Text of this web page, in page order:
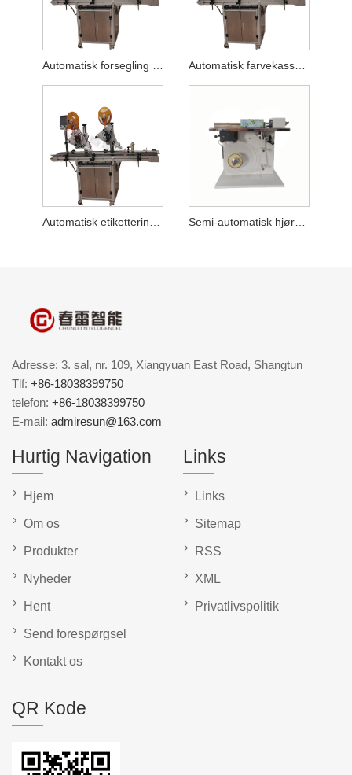
Automatisk forsegling af etiketetiketteringsmaskine Automatisk farvekasse hjørnemærkemaskine
Adresse: 3. sal, nr. 109, Xiangyuan East Road, Shangtun
Tlf: +86-18038399750
telefon: +86-18038399750
E-mail: admiresun@163.com
Hurtig Navigation
Hjem
Om os
Produkter
Nyheder
Hent
Send forespørgsel
Kontakt os
Links
Links
Sitemap
RSS
XML
Privatlivspolitik
QR Kode